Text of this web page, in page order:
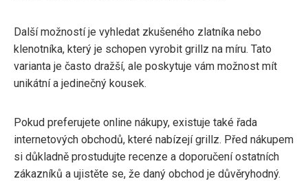
Další možností je vyhledat zkušeného zlatníka nebo
klenotníka, který je schopen vyrobit grillz na míru. Tato
varianta je často dražší, ale poskytuje vám možnost mít
unikátní a jedinečný kousek.
Pokud preferujete online nákupy, existuje také řada
internetových obchodů, které nabízejí grillz. Před nákupem
si důkladně prostudujte recenze a doporučení ostatních
zákazníků a ujistěte se, že daný obchod je důvěryhodný.